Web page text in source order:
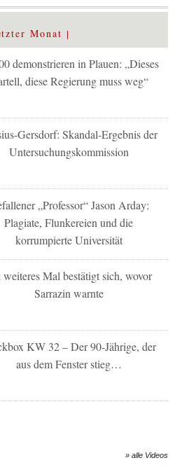
Monat
demonstrieren in Plauen: „Dieses
diese Regierung muss weg“
Gersdorf: Skandal-Ergebnis der
Untersuchungskommission
„Professor“ Jason Arday:
Plagiate, Flunkereien und die
korrumpierte Universität
weiteres Mal bestätigt sich, wovor
Sarrazin warnte
KW 32 – Der 90-Jährige, der
aus dem Fenster stieg…
» alle Videos